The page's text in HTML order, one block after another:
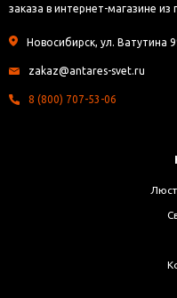
заказа в интернет-магазине
Новосибирск, ул. Ватутина
zakaz@antares-svet.ru
8 (800) 707-53-06